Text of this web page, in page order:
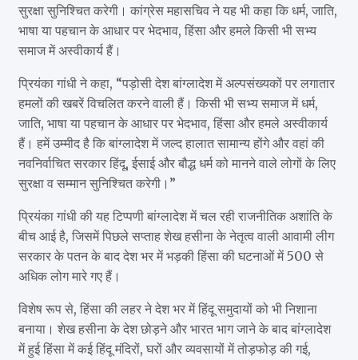
सुरक्षा सुनिश्चित करेगी। कांग्रेस महासचिव ने यह भी कहा कि धर्म, जाति,
भाषा या पहचान के आधार पर भेदभाव, हिंसा और हमले किसी भी सभ्य
समाज में अस्वीकार्य हैं।
प्रियंका गांधी ने कहा, “पड़ोसी देश बांग्लादेश में अल्पसंख्यकों पर लगातार
हमलों की खबरें विचलित करने वाली हैं। किसी भी सभ्य समाज में धर्म,
जाति, भाषा या पहचान के आधार पर भेदभाव, हिंसा और हमले अस्वीकार्य
हैं। हमें उम्मीद है कि बांग्लादेश में जल्द हालात सामान्य होंगे और वहां की
नवनिर्वाचित सरकार हिंदू, ईसाई और बौद्ध धर्म को मानने वाले लोगों के लिए
सुरक्षा व सम्मान सुनिश्चित करेगी।”
प्रियंका गांधी की यह टिप्पणी बांग्लादेश में चल रही राजनीतिक अशांति के
बीच आई है, जिसमें पिछले सप्ताह शेख हसीना के नेतृत्व वाली आवामी लीग
सरकार के पतन के बाद देश भर में भड़की हिंसा की घटनाओं में 500 से
अधिक लोग मारे गए हैं।
विशेष रूप से, हिंसा की लहर ने देश भर में हिंदू समुदायों को भी निशाना
बनाया। शेख हसीना के देश छोड़ने और भारत भाग जाने के बाद बांग्लादेश
में हुई हिंसा में कई हिंदू मंदिरों, घरों और व्यवसायों में तोड़फोड़ की गई,